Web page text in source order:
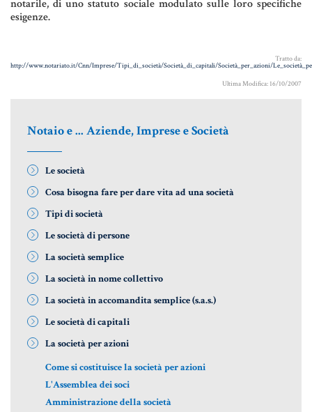
Informative Generali
STRANIERI IN ITALIA
VERIFICA FIRMA DIGITALE
VADEMECUM
notarile, di uno statuto sociale modulato sulle loro specifiche
esigenze.
Tratto da:
http://www.notariato.it/Cnn/Imprese/Tipi_di_società/Società_di_capitali/Società_per_azioni/
Ultima Modifica: 16/10/2007
Notaio e ... Aziende, Imprese e Società
Le società
Cosa bisogna fare per dare vita ad una società
Tipi di società
Le società di persone
La società semplice
La società in nome collettivo
La società in accomandita semplice (s.a.s.)
Le società di capitali
La società per azioni
Come si costituisce la società per azioni
L'Assemblea dei soci
Amministrazione della società